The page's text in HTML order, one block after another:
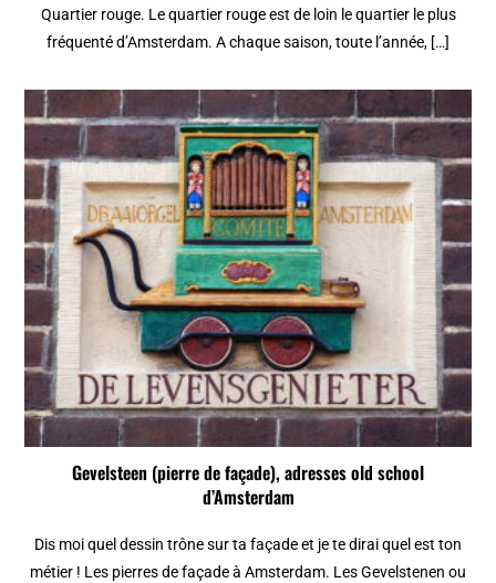
Quartier rouge. Le quartier rouge est de loin le quartier le plus
fréquenté d’Amsterdam. A chaque saison, toute l’année, […]
Gevelsteen (pierre de façade), adresses old school
d’Amsterdam
Dis moi quel dessin trône sur ta façade et je te dirai quel est ton
métier ! Les pierres de façade à Amsterdam. Les Gevelstenen ou